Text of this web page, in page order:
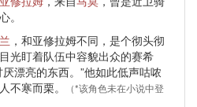
。
，和亚修拉姆不同，是个彻头彻
光盯着队伍中容貌出众的赛希
漂亮的东西。”他如此低声咕哝
不寒而栗。
（*该角色未在小说中登